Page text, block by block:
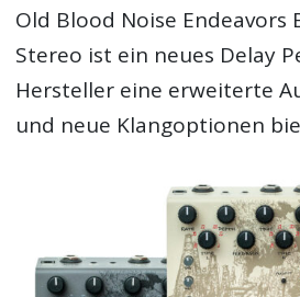
Old Blood Noise Endeavors
Stereo ist ein neues Delay
Hersteller eine erweiterte
und neue Klangoptionen